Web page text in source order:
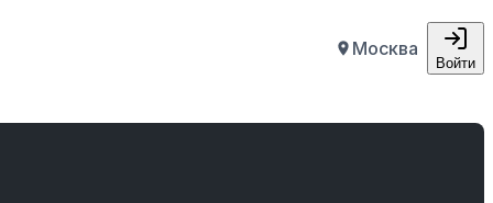
Москва
Войти